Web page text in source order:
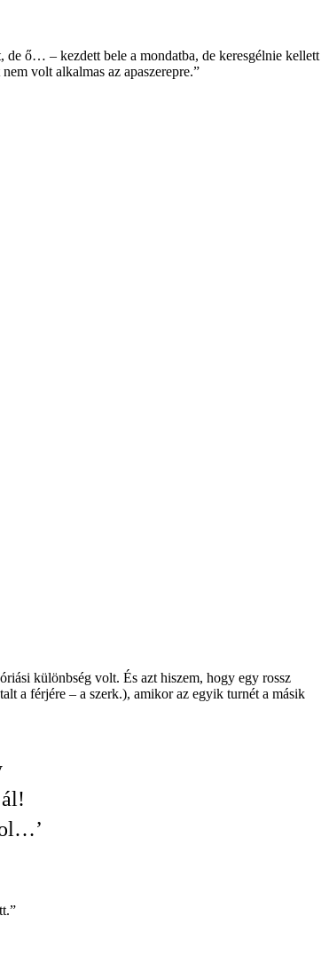
de ő… – kezdett bele a mondatba, de keresgélnie kellett
volt alkalmas az apaszerepre.”
különbség volt. És azt hiszem, hogy egy rossz
a férjére – a szerk.), amikor az egyik turnét a másik